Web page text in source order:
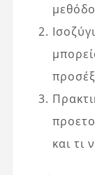
και τι